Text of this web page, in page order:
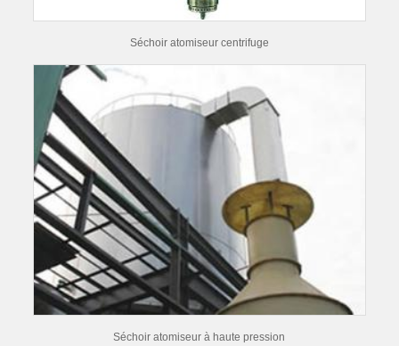
Séchoir atomiseur centrifuge
Séchoir atomiseur à haute pression